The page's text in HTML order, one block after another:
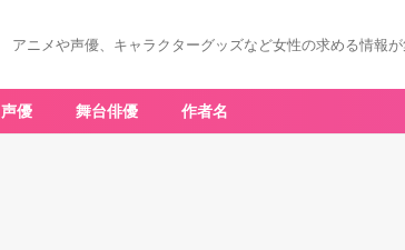
アニメや声優、キャラクターグッズなど女性の求める情報
声優 舞台俳優 作者名